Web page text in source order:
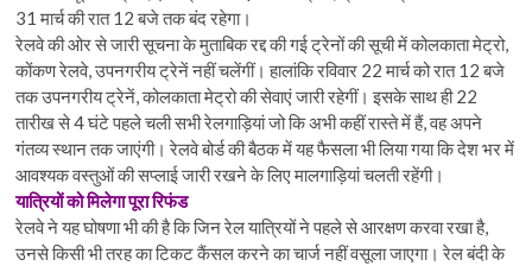
31 मार्च की रात 12 बजे तक बंद रहेगा।
रेलवे की ओर से जारी सूचना के मुताबिक रद्द की गई ट्रेनों की सूची में कोलकाता मेट्रो,
कोंकण रेलवे, उपनगरीय ट्रेनें नहीं चलेंगीं। हालांकि रविवार 22 मार्च को रात 12 बजे
तक उपनगरीय ट्रेनें, कोलकाता मेट्रो की सेवाएं जारी रहेगीं। इसके साथ ही 22
तारीख से 4 घंटे पहले चली सभी रेलगाड़ियां जो कि अभी कहीं रास्ते में हैं, वह अपने
गंतव्य स्थान तक जाएंगी। रेलवे बोर्ड की बैठक में यह फैसला भी लिया गया कि देश भर में
आवश्यक वस्तुओं की सप्लाई जारी रखने के लिए मालगाड़ियां चलती रहेंगी।
यात्रियों को मिलेगा पूरा रिफंड
रेलवे ने यह घोषणा भी की है कि जिन रेल यात्रियों ने पहले से आरक्षण करवा रखा है,
उनसे किसी भी तरह का टिकट कैंसल करने का चार्ज नहीं वसूला जाएगा। रेल बंदी के